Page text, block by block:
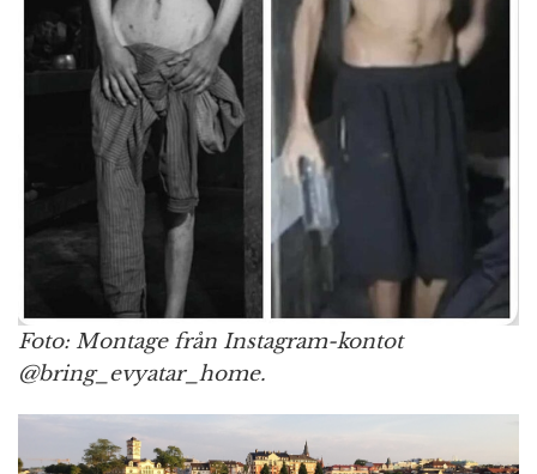
Foto: Montage från Instagram-kontot
@bring_evyatar_home.